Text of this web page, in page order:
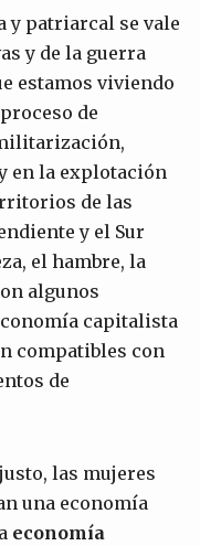
y patriarcal se vale
y de la guerra
estamos viviendo
de
en la explotación
de las
y el Sur
el hambre, la
algunos
capitalista
compatibles con
de
las mujeres
una economía
economía